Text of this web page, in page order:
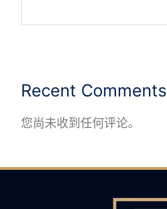
Recent Comments
您尚未收到任何评论。